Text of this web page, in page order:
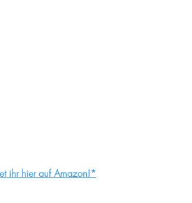
ihr hier auf Amazon!*